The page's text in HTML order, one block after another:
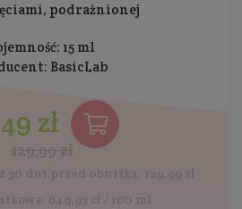
podrażnionej
15 ml
BasicLab
zł
129,99 zł
30 dni przed obniżką: 129,99 zł
649,93 zł / 100 ml